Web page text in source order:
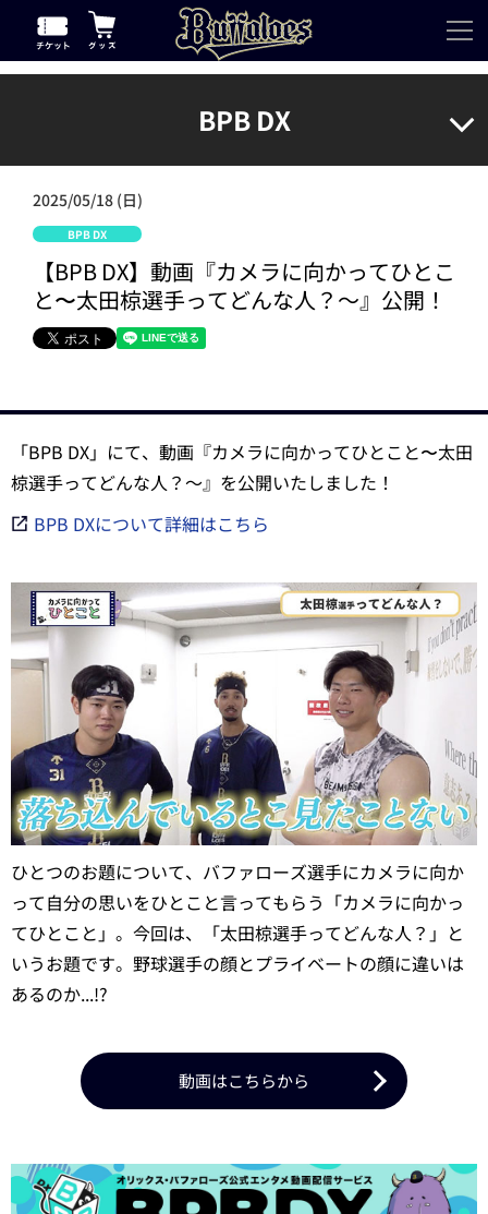
BPB DX
2025/05/18 (日)
BPB DX
【BPB DX】動画『カメラに向かってひとこ
と〜太田椋選手ってどんな人？～』公開！
「BPB DX」にて、動画『カメラに向かってひとこと〜太田
椋選手ってどんな人？～』を公開いたしました！
BPB DXについて詳細はこちら
ひとつのお題について、バファローズ選手にカメラに向か
って自分の思いをひとこと言ってもらう「カメラに向かっ
てひとこと」。今回は、「太田椋選手ってどんな人？」と
いうお題です。野球選手の顔とプライベートの顔に違いは
あるのか...!?
動画はこちらから